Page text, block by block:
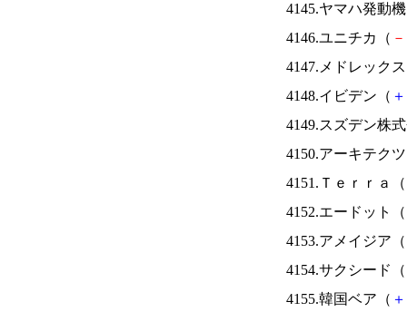
4145.ヤマハ発動
4146.ユニチカ（ －
4147.メドレック
4148.イビデン（ ＋
4149.スズデン株
4150.アーキテク
4151.Ｔｅｒｒａ（
4152.エードット（
4153.アメイジア（
4154.サクシード（
4155.韓国ベア（ ＋